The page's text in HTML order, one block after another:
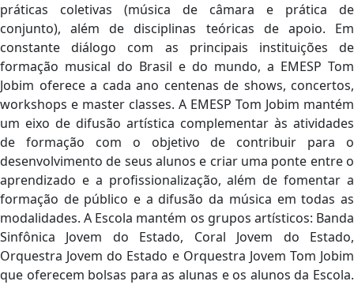
práticas coletivas (música de câmara e prática de
conjunto), além de disciplinas teóricas de apoio. Em
constante diálogo com as principais instituições de
formação musical do Brasil e do mundo, a EMESP Tom
Jobim oferece a cada ano centenas de shows, concertos,
workshops e master classes. A EMESP Tom Jobim mantém
um eixo de difusão artística complementar às atividades
de formação com o objetivo de contribuir para o
desenvolvimento de seus alunos e criar uma ponte entre o
aprendizado e a profissionalização, além de fomentar a
formação de público e a difusão da música em todas as
modalidades. A Escola mantém os grupos artísticos: Banda
Sinfônica Jovem do Estado, Coral Jovem do Estado,
Orquestra Jovem do Estado e Orquestra Jovem Tom Jobim
que oferecem bolsas para as alunas e os alunos da Escola.